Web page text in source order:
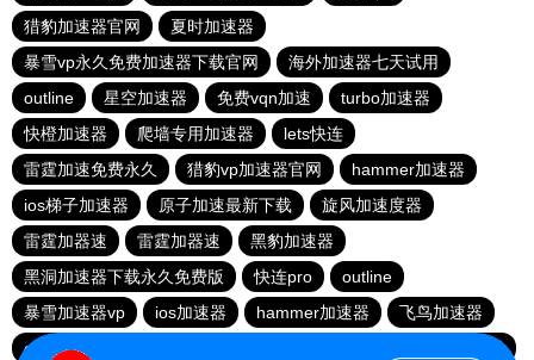
猎豹加速器官网
夏时加速器
暴雪vp永久免费加速器下载官网
海外加速器七天试用
outline
星空加速器 免费vqn加速
turbo加速器
快橙加速器
爬墙专用加速器
lets快连
雷霆加速免费永久
猎豹vp加速器官网
hammer加速器
ios梯子加速器
原子加速最新下载
旋风加速度器
雷霆加器速
雷霆加器速
黑豹加速器
黑洞加速器下载永久免费版
快连pro
outline
暴雪加速器vp
ios加速器 hammer加速器
飞鸟加速器
outline
黑洞nvp加速器